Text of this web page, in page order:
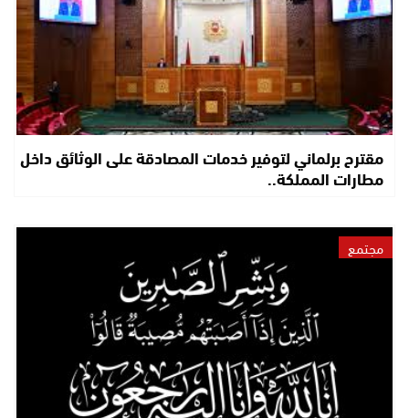
مقترح برلماني لتوفير خدمات المصادقة على الوثائق داخل
مطارات المملكة..
مجتمع